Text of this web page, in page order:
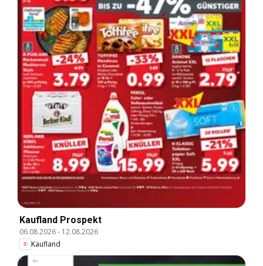
Kaufland Prospekt
06.08.2026- 12.08.2026
Kaufland